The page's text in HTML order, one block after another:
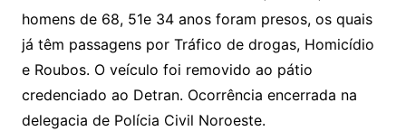
homens de 68, 51e 34 anos foram presos, os quais
já têm passagens por Tráfico de drogas, Homicídio
e Roubos. O veículo foi removido ao pátio
credenciado ao Detran. Ocorrência encerrada na
delegacia de Polícia Civil Noroeste.